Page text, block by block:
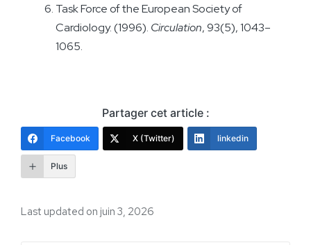
Task Force of the European Society of
Cardiology. (1996). Circulation, 93(5), 1043–
1065.
Partager cet article :
Facebook X (Twitter) linkedin
Plus
Last updated on juin 3, 2026